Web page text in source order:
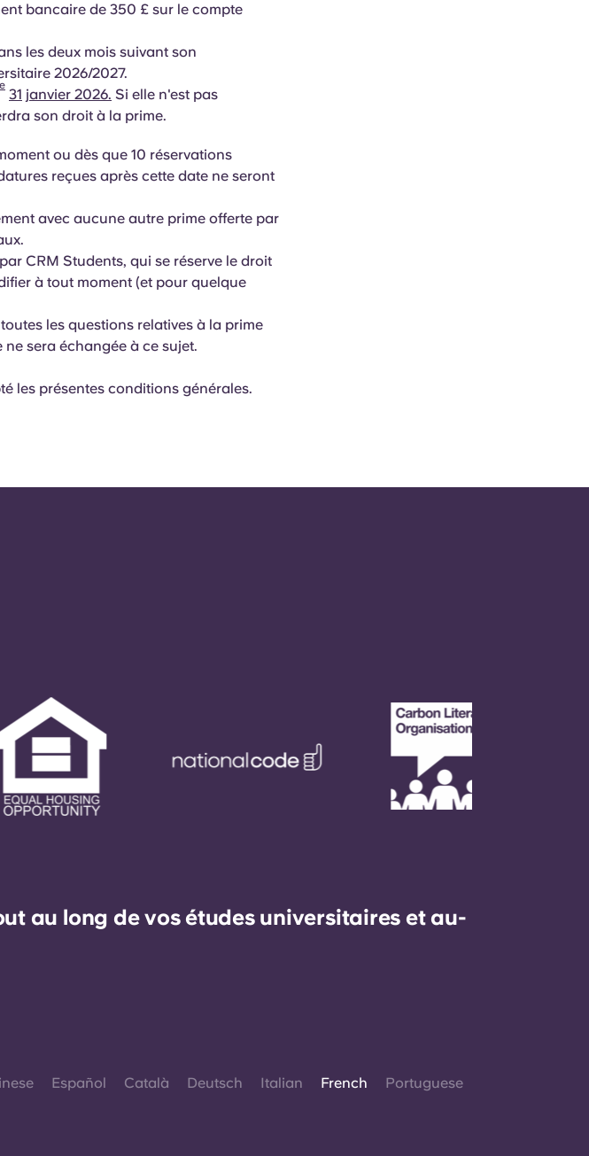
bancaire de 350 £ sur le compte
les deux mois suivant son
2026/2027.
31 janvier 2026. Si elle n'est pas
son droit à la prime.
ou dès que 10 réservations
reçues après cette date ne seront
avec aucune autre prime offerte par
CRM Students, qui se réserve le droit
à tout moment (et pour quelque
les questions relatives à la prime
sera échangée à ce sujet.
les présentes conditions générales.
au long de vos études universitaires et au-
Español Català Deutsch Italian French Portuguese